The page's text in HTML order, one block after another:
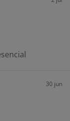
30 jun